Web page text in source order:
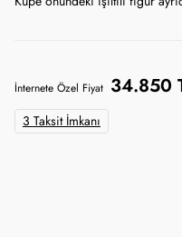
İnternete Özel Fiyat 34.850
3 Taksit İmkanı